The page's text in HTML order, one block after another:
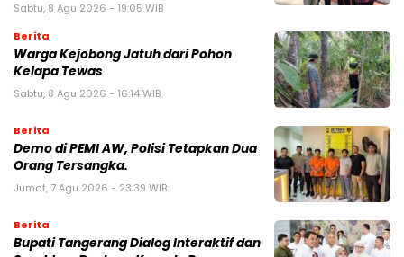
Sabtu, 8 Agu 2026 - 19:05 WIB
Berita
Warga Kejobong Jatuh dari Pohon
Kelapa Tewas
Sabtu, 8 Agu 2026 - 16:14 WIB
Berita
Demo di PEMI AW, Polisi Tetapkan Dua
Orang Tersangka.
Jumat, 7 Agu 2026 - 23:39 WIB
Berita
Bupati Tangerang Dialog Interaktif dan